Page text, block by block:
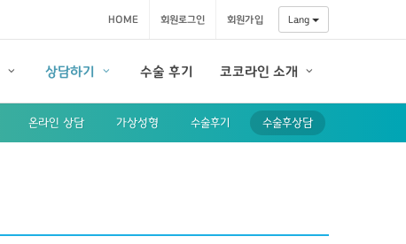
HOME 회원로그인 회원가입 Lang
상담하기 수술 후기 코코라인 소개
온라인 상담 가상성형 수술후기 수술후상담